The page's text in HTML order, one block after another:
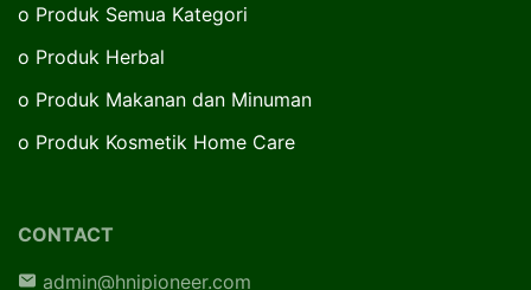
o Produk Semua Kategori
o Produk Herbal
o Produk Makanan dan Minuman
o Produk Kosmetik Home Care
CONTACT
admin@hnipioneer.com